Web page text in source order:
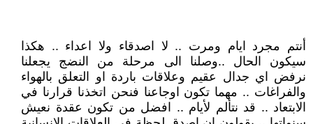
أنتم مجرد ايام ومرت .. لا اصدقاء ولا اعداء .. هكذا
سيكون الحال ..وصلنا الى مرحلة من النضج يجعلنا
نرفض اي جدال عقيم وعلاقات باردة او التعلق بالهواء
والفراغات .. مهما تكون اوجاعنا فنحن اتخذنا قرارنا في
الابتعاد .. قد نتألم لأيام .. افضل من تكون عقدة نعيش